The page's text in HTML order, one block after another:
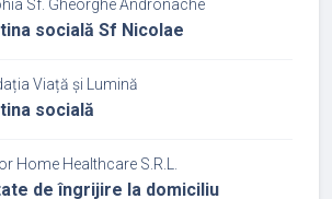
Sf. Gheorghe Andronache
socială Sf Nicolae
Viață și Lumină
socială
Home Healthcare S.R.L.
de îngrijire la domiciliu